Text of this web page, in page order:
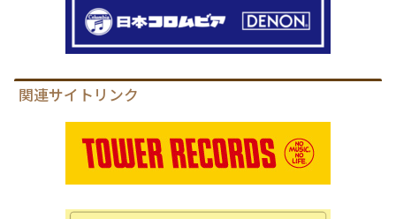
関連サイトリンク